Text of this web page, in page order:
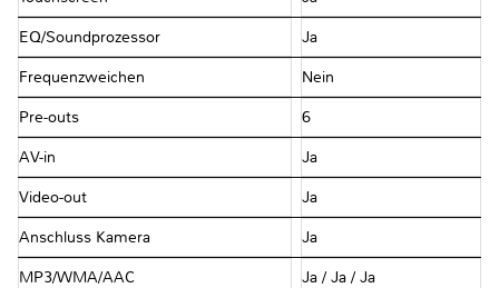
EQ/Soundprozessor Ja
Frequenzweichen Nein
Pre-outs 6
AV-in Ja
Video-out Ja
Anschluss Kamera Ja
MP3/WMA/AAC Ja / Ja / Ja